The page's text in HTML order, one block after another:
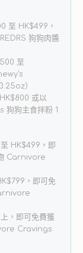
至 HK$499，
狗狗肉醬
至
）
或以
狗狗主食拌粉 1
HK$499，即
Carnivore
，即可免
，即可免費獲
Cravings